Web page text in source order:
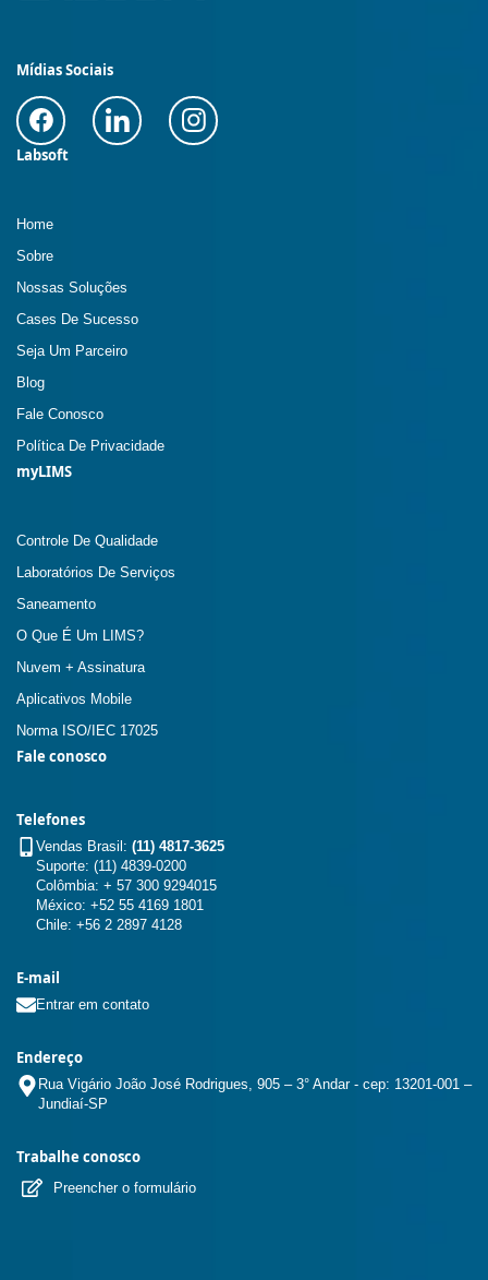
Mídias Sociais
Labsoft
Home
Sobre
Nossas Soluções
Cases De Sucesso
Seja Um Parceiro
Blog
Fale Conosco
Política De Privacidade
myLIMS
Controle De Qualidade
Laboratórios De Serviços
Saneamento
O Que É Um LIMS?
Nuvem + Assinatura
Aplicativos Mobile
Norma ISO/IEC 17025
Fale conosco
Telefones
Vendas Brasil: (11) 4817-3625
Suporte: (11) 4839-0200
Colômbia: + 57 300 9294015
México: +52 55 4169 1801
Chile: +56 2 2897 4128
E-mail
Entrar em contato
Endereço
Rua Vigário João José Rodrigues, 905 – 3° Andar - cep: 13201-001 –
Jundiaí-SP
Trabalhe conosco
Preencher o formulário